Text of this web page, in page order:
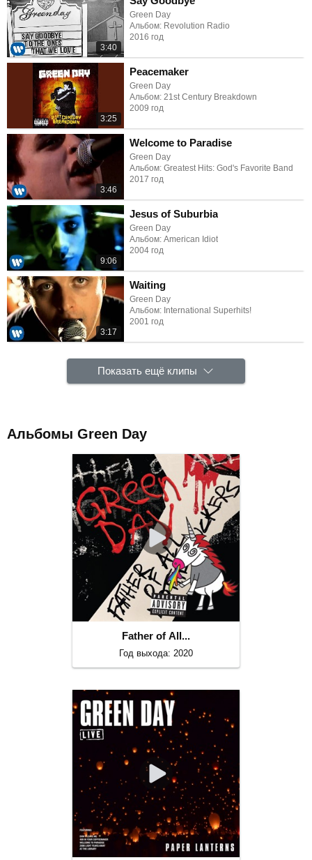
3:40
Green Day
Альбом: Revolution Radio
2016 год
3:25
Peacemaker
Green Day
Альбом: 21st Century Breakdown
2009 год
3:46
Welcome to Paradise
Green Day
Альбом: Greatest Hits: God's Favorite Band
2017 год
9:06
Jesus of Suburbia
Green Day
Альбом: American Idiot
2004 год
3:17
Waiting
Green Day
Альбом: International Superhits!
2001 год
Показать ещё клипы
Альбомы Green Day
Father of All...
Год выхода: 2020